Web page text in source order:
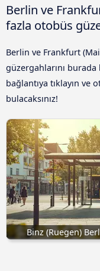
Berlin ve
fazla otobüs
Berlin ve Frankfurt
güzergahlarını
bağlantıya tıklayın ve
bulacaksınız!
Binz (Ruegen)